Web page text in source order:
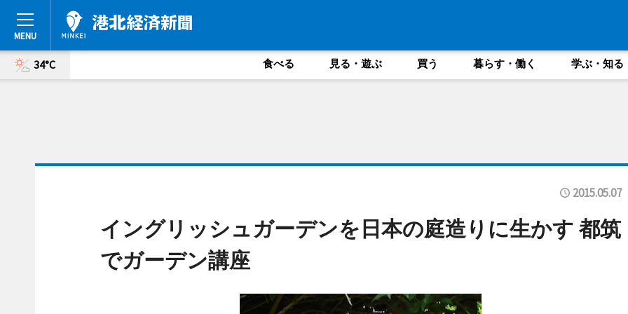
34°C 食べる 見る・遊ぶ 買う 暮らす・働く 学ぶ・知る
2015.05.07
イングリッシュガーデンを日本の庭造りに生かす 都筑
でガーデン講座